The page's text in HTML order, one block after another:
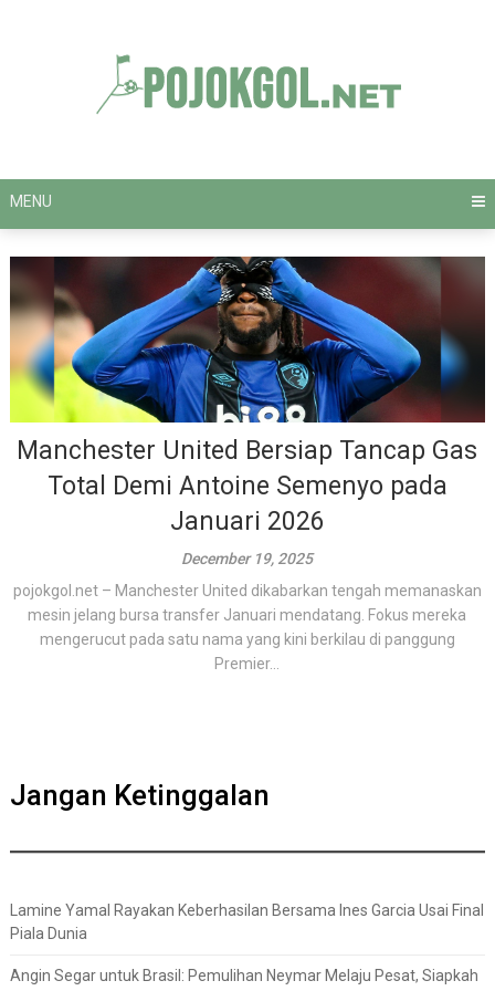
MENU
Manchester United Bersiap Tancap Gas
Total Demi Antoine Semenyo pada
Januari 2026
December 19, 2025
pojokgol.net – Manchester United dikabarkan tengah memanaskan
mesin jelang bursa transfer Januari mendatang. Fokus mereka
mengerucut pada satu nama yang kini berkilau di panggung
Premier...
Jangan Ketinggalan
Lamine Yamal Rayakan Keberhasilan Bersama Ines Garcia Usai Final
Piala Dunia
Angin Segar untuk Brasil: Pemulihan Neymar Melaju Pesat, Siapkah